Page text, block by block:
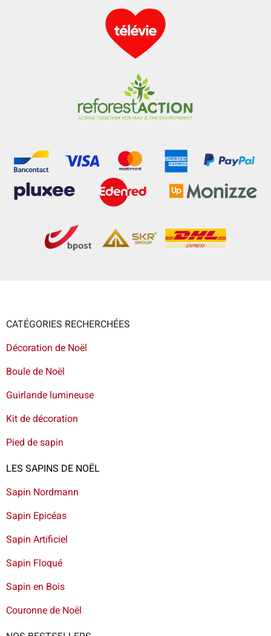
CATÉGORIES RECHERCHÉES
Décoration de Noël
Boule de Noël
Guirlande lumineuse
Kit de décoration
Pied de sapin
LES SAPINS DE NOËL
Sapin Nordmann
Sapin Epicéas
Sapin Artificiel
Sapin Floqué
Sapin en Bois
Couronne de Noël